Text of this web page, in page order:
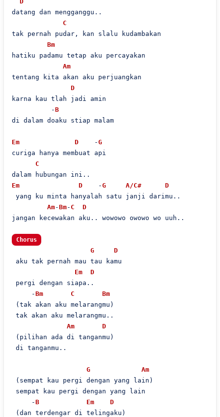
datang dan mengganggu..
C
tak pernah pudar, kan slalu kudambakan
Bm
hatiku padamu tetap aku percayakan
Am
tentang kita akan aku perjuangkan
D
karna kau tlah jadi amin
          -
B
di dalam doaku stiap malam
Em D
    -
G
curiga hanya membuat api
C
Em
D
    -
G A/C#
D
yang ku minta hanyalah satu janji darimu..
Am-Bm- C
D
jangan kecewakan aku.. wowowo owowo wo uuh..
Chorus
G
D
aku tak pernah mau tau kamu
Em
D
pergi dengan siapa..
     -
Bm C
Bm
(tak akan aku melarangmu)
tak akan aku melarangmu..
Am
D
(pilihan ada di tanganmu)
di tanganmu..
G
Am
(sempat kau pergi dengan yang lain)
sempat kau pergi dengan yang lain
     -
B Em
D
(dan terdengar di telingaku)